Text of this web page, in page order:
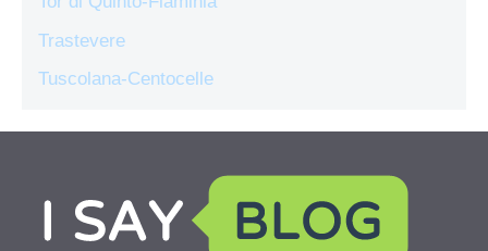
Trastevere
Tuscolana-Centocelle